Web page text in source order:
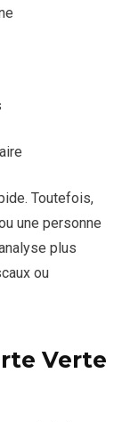
Toutefois,
une personne
plus
ou
Verte